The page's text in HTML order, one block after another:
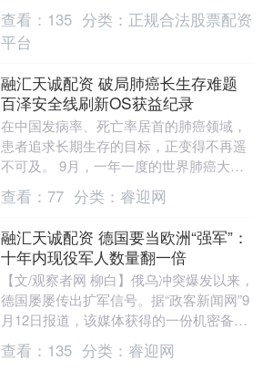
至关重要。 癌症的早期报警信号有以下十
种： 1.身体任....
查看： 135 分类： 正规合法股票配资
平台
融汇天诚配资 破局肺癌长生存难题
百泽安全线刷新OS获益纪录
在中国发病率、死亡率居首的肺癌领域，
患者追求长期生存的目标，正变得不再遥
不可及。 9月，一年一度的世界肺癌大会
（WCLC）如期召开，在持续关注肺癌这
一“头号癌种....
查看： 77 分类： 睿迎网
融汇天诚配资 德国要当欧洲“强军”：
十年内现役军人数量翻一倍
【文/观察者网 柳白】俄乌冲突爆发以来，
德国屡屡传出扩军信号。据“政客新闻网”9
月12日报道，该媒体获得的一份机密备忘
录显示，德国军方正迫切要求到2029年及
以....
查看： 135 分类： 睿迎网